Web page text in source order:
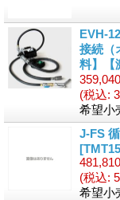
EVH-
接続（
料】【
(税込:
希望小
J-FS
[
(税込:
希望小